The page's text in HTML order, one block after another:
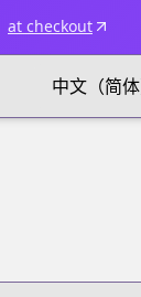
at checkout
中文（简